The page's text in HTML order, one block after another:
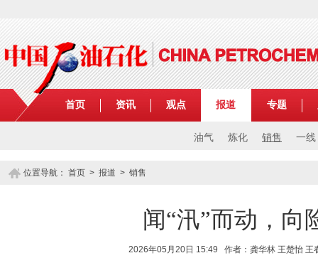
首页 资讯 观点 报道
油气 炼化 销售 一线
专题
位置导航： 首页 > 报道 > 销售
闻“汛”而动，向
2026年05月20日 15:49 作者：龚华林 王楚怡